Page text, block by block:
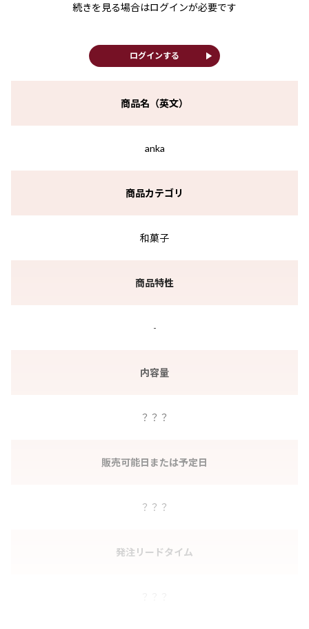
続きを見る場合はログインが必要です
ログインする play_arrow
商品名（英文）
anka
商品カテゴリ
和菓子
商品特性
-
内容量
？？？
販売可能日または予定日
？？？
発注リードタイム